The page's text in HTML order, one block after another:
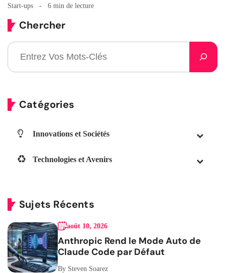
Start-ups 6 min de lecture
Chercher
Catégories
Innovations et Sociétés
Technologies et Avenirs
Sujets Récents
août 10, 2026
Anthropic Rend le Mode Auto de
Claude Code par Défaut
By Steven Soarez